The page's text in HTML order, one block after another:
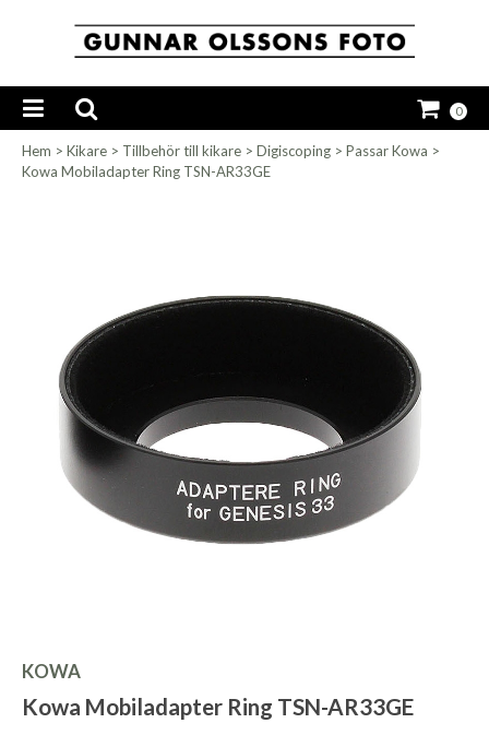
0
Hem > Kikare > Tillbehör till kikare > Digiscoping > Passar Kowa >
Kowa Mobiladapter Ring TSN-AR33GE
KOWA
Kowa Mobiladapter Ring TSN-AR33GE